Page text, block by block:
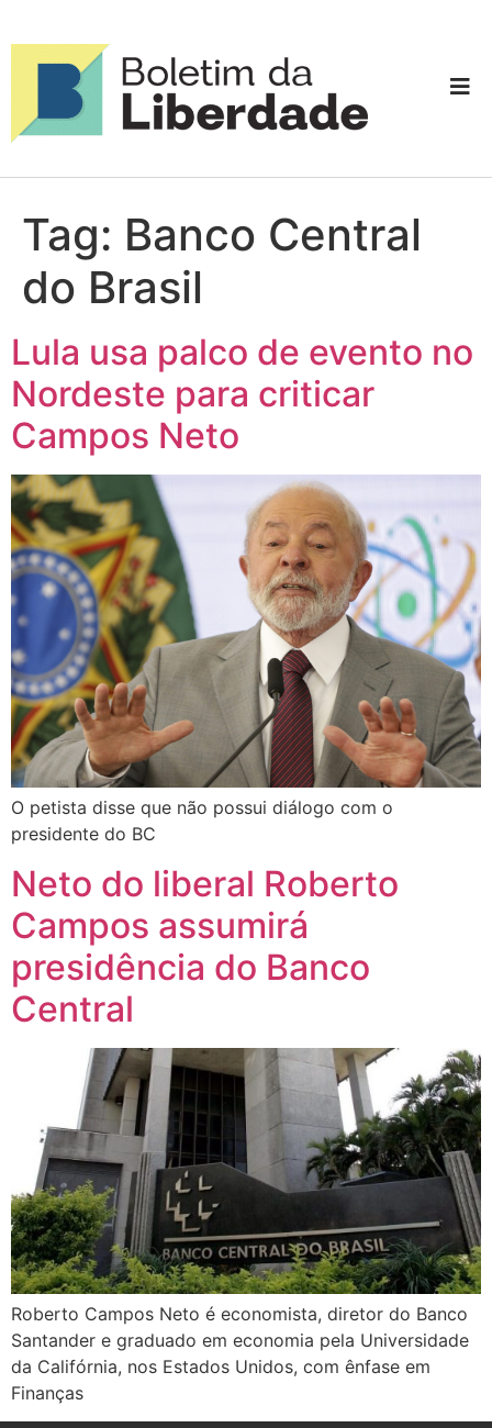
Tag: Banco Central
do Brasil
Lula usa palco de evento no
Nordeste para criticar
Campos Neto
O petista disse que não possui diálogo com o
presidente do BC
Neto do liberal Roberto
Campos assumirá
presidência do Banco
Central
Roberto Campos Neto é economista, diretor do Banco
Santander e graduado em economia pela Universidade
da Califórnia, nos Estados Unidos, com ênfase em
Finanças